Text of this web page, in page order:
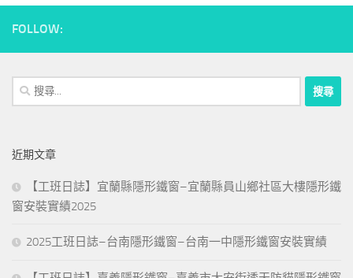
FOLLOW:
搜
尋
字:
近期文章
【工班日誌】宜蘭縣隱形鐵窗–宜蘭縣員山鄉社區大樓隱形鐵
窗安裝實績2025
2025工班日誌–台南隱形鐵窗–台南一中隱形鐵窗安裝實績